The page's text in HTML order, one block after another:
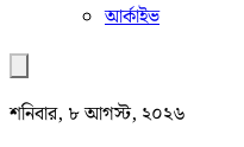
আর্কাইভ
শনিবার, ৮ আগস্ট, ২০২৬